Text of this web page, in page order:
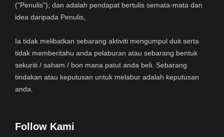
("Penulis"); dan adalah pendapat bertulis semata-mata dan
idea daripada Penulis,
Ia tidak melibatkan sebarang aktiviti mengumpul duit serta
tidak memberitahu anda pelaburan atau sebarang bentuk
sekuriti / saham / bon mana patut anda beli. Sebarang
tindakan atau keputusan untuk melabur adalah keputusan
anda.
Follow Kami